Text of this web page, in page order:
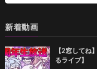
新着動画
【2窓してね
るライブ】